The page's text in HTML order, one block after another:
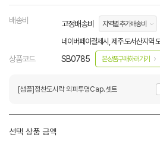
배송비 고정배송비 지역별 추가배송비
네이버페이결제시, 제주.도서산지역
상품코드 SB0785 본상품구매하러가기
[샘플]정찬도시락 외피투명Cap.셋트
선택 상품 금액